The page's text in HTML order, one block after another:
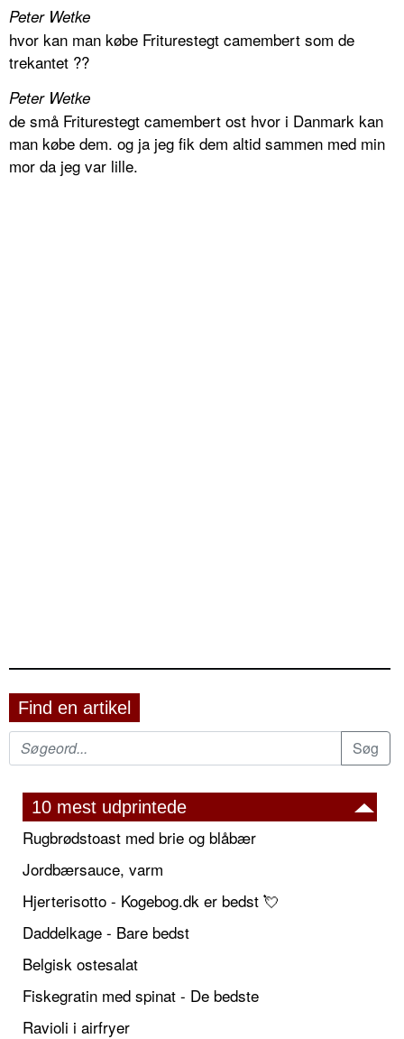
Peter Wetke
hvor kan man købe Friturestegt camembert som de
trekantet ??
Peter Wetke
de små Friturestegt camembert ost hvor i Danmark kan
man købe dem. og ja jeg fik dem altid sammen med min
mor da jeg var lille.
Find en artikel
10 mest udprintede
Rugbrødstoast med brie og blåbær
Jordbærsauce, varm
Hjerterisotto - Kogebog.dk er bedst 💘
Daddelkage - Bare bedst
Belgisk ostesalat
Fiskegratin med spinat - De bedste
Ravioli i airfryer